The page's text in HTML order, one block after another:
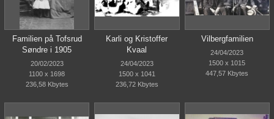
Familien på Tofsrud
Søndre i 1905
20/02/2023
1100 x 1698
236,58 Kbytes
Karli og Kristoffer
Kvaal
24/04/2023
1500 x 1041
236,72 Kbytes
Vilbergfamilien
24/04/2023
1500 x 1015
447,57 Kbytes